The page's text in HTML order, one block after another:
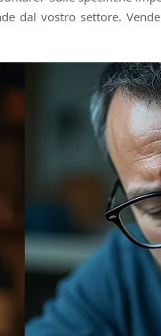
dal vostro settore.